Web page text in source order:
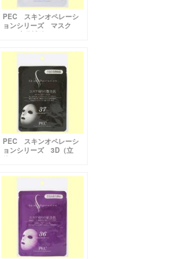
PEC スキンオペレーシ
ョンシリーズ マスク
20（水分補給）
PEC スキンオペレーシ
ョンシリーズ 3D（立
体）マスク37（ぷるぷる